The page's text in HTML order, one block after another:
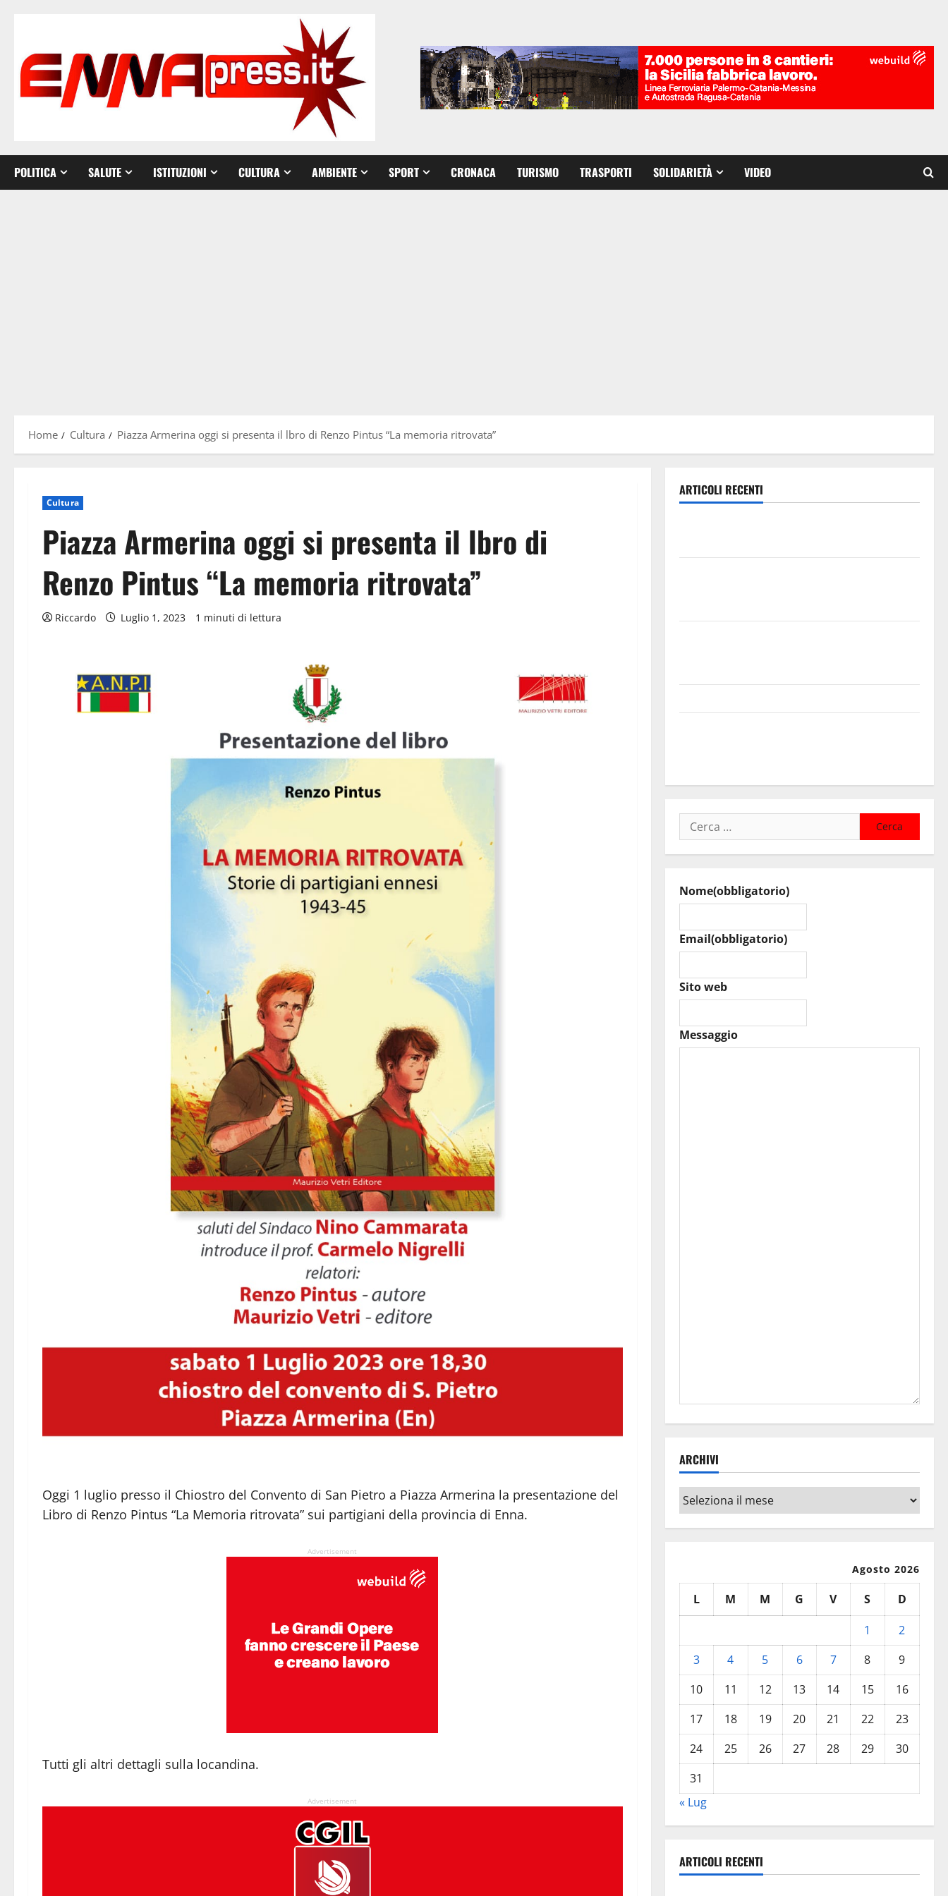
POLITICA SALUTE ISTITUZIONI CULTURA AMBIENTE SPORT CRONACA TURISMO TRASPORTI SOLIDARIETÀ VIDEO
Home Cultura Piazza Armerina oggi si presenta il lbro di Renzo Pintus “La memoria ritrovata”
Cultura
Piazza Armerina oggi si presenta il lbro di
Renzo Pintus “La memoria ritrovata”
Riccardo Luglio 1, 2023 1 minuti di lettura
Oggi 1 luglio presso il Chiostro del Convento di San Pietro a Piazza Armerina la presentazione del
Libro di Renzo Pintus “La Memoria ritrovata” sui partigiani della provincia di Enna.
Advertisement
Tutti gli altri dettagli sulla locandina.
Advertisement
ARTICOLI RECENTI
Ricerca
per:
Nome(obbligatorio)
Email(obbligatorio)
Sito web
Messaggio
ARCHIVI
Archivi
Agosto 2026
L M M G V S
D
1
2
3
4 5 6 7 8
9
10
11 12 13 14 15
16
17
18 19 20 21 22
23
24
25 26 27 28 29
30
31
« Lug
ARTICOLI RECENTI